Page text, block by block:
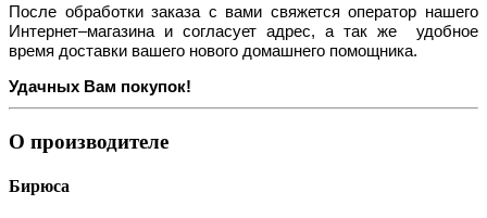
После обработки заказа с вами свяжется оператор нашего
Интернет–магазина и согласует адрес, а так же удобное
время доставки вашего нового домашнего помощника.
Удачных Вам покупок!
О производителе
Бирюса